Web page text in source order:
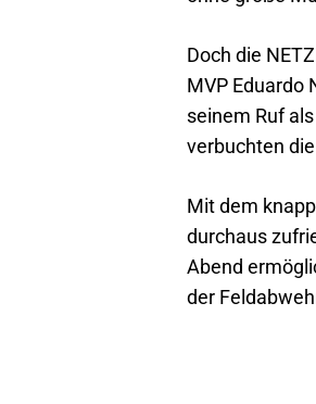
Doch die
MVP Eduardo
seinem Ruf
verbuchten
Mit dem
durchaus
Abend
der